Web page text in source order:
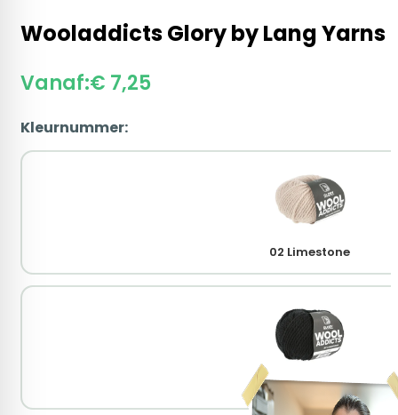
Wooladdicts Glory by Lang Yarns
Vanaf:€ 7,25
Kleurnummer:
02 Limestone
04 Black